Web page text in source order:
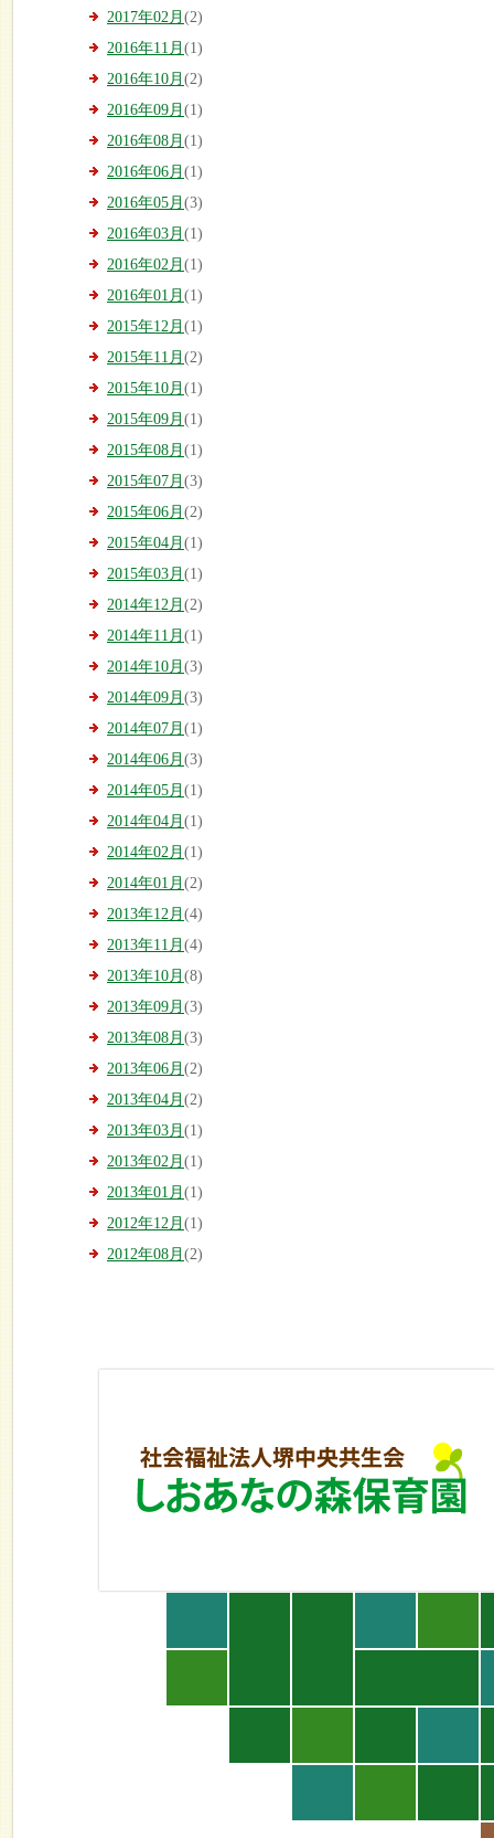
2017年02月 (2)
2016年11月 (1)
2016年10月 (2)
2016年09月 (1)
2016年08月 (1)
2016年06月 (1)
2016年05月 (3)
2016年03月 (1)
2016年02月 (1)
2016年01月 (1)
2015年12月 (1)
2015年11月 (2)
2015年10月 (1)
2015年09月 (1)
2015年08月 (1)
2015年07月 (3)
2015年06月 (2)
2015年04月 (1)
2015年03月 (1)
2014年12月 (2)
2014年11月 (1)
2014年10月 (3)
2014年09月 (3)
2014年07月 (1)
2014年06月 (3)
2014年05月 (1)
2014年04月 (1)
2014年02月 (1)
2014年01月 (2)
2013年12月 (4)
2013年11月 (4)
2013年10月 (8)
2013年09月 (3)
2013年08月 (3)
2013年06月 (2)
2013年04月 (2)
2013年03月 (1)
2013年02月 (1)
2013年01月 (1)
2012年12月 (1)
2012年08月 (2)